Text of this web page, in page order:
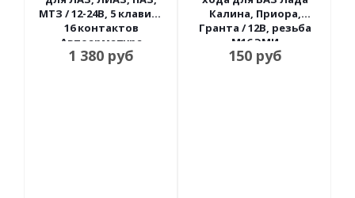
МТЗ / 12-24В, 5 клавиш,
16 контактов
Автоарматура
1 380 руб
Калина, Приора,
Гранта / 12В, резьба
М16 ЭМИ
150руб